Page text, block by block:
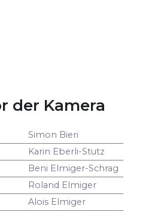
der Kamera
Simon Bieri
Karin Eberli-Stutz
Beni Elmiger-Schrag
Roland Elmiger
Alois Elmiger